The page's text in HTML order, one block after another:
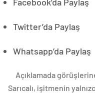
Twitter’da Paylaş
Whatsapp’da Paylaş
Açıklamada
Sarıcalı, işitmenin